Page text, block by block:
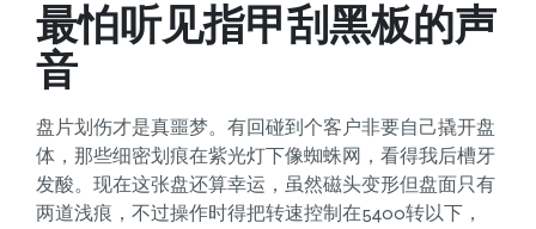
最怕听见指甲刮黑板的声
音
盘片划伤才是真噩梦。有回碰到个客户非要自己撬开盘
体，那些细密划痕在紫光灯下像蜘蛛网，看得我后槽牙
发酸。现在这张盘还算幸运，虽然磁头变形但盘面只有
两道浅痕，不过操作时得把转速控制在5400转以下，